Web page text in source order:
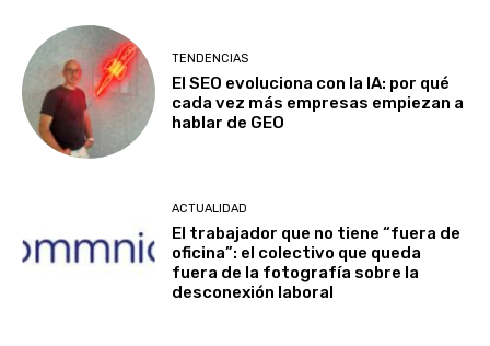
TENDENCIAS
El SEO evoluciona con la IA: por qué
cada vez más empresas empiezan a
hablar de GEO
ACTUALIDAD
El trabajador que no tiene “fuera de
oficina”: el colectivo que queda
fuera de la fotografía sobre la
desconexión laboral